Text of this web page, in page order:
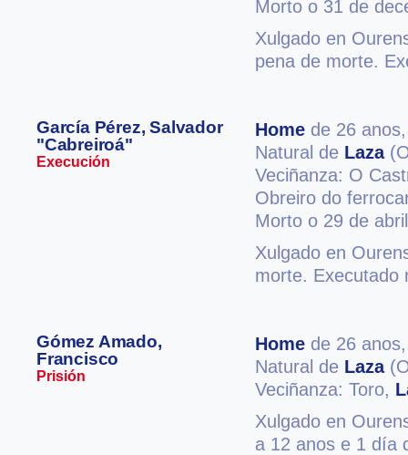
Morto o 31 de
Xulgado en
pena de morte.
García Pérez, Salvador
"Cabreiroá"
Execución
Home de 26
Natural de Laza
Veciñanza: O
Obreiro do
Morto o 29 de
Xulgado en
morte. Executado
Gómez Amado,
Francisco
Prisión
Home de 26
Natural de Laza
Veciñanza: Toro,
Xulgado en
a 12 anos e 1 día